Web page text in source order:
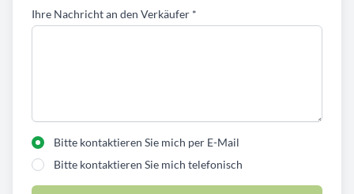
Ihre Nachricht an den Verkäufer *
Bitte kontaktieren Sie mich per E-Mail
Bitte kontaktieren Sie mich telefonisch